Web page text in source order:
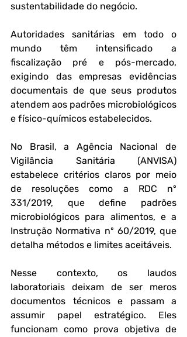
sustentabilidade do negócio.
Autoridades sanitárias em todo o
mundo têm intensificado a
fiscalização pré e pós-mercado,
exigindo das empresas evidências
documentais de que seus produtos
atendem aos padrões microbiológicos
e físico-químicos estabelecidos.
No Brasil, a Agência Nacional de
Vigilância Sanitária (ANVISA)
estabelece critérios claros por meio
de resoluções como a RDC nº
331/2019, que define padrões
microbiológicos para alimentos, e a
Instrução Normativa nº 60/2019, que
detalha métodos e limites aceitáveis.
Nesse contexto, os laudos
laboratoriais deixam de ser meros
documentos técnicos e passam a
assumir papel estratégico. Eles
funcionam como prova objetiva de